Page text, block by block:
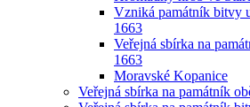
Vzniká památník bitvy
1663
Veřejná sbírka na
1663
Moravské Kopanice
Veřejná sbírka na památník